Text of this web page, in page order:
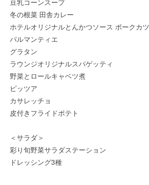
豆乳コーンスープ
冬の根菜 田舎カレー
ホテルオリジナルとんかつソース ポークカ
パルマンティエ
グラタン
ラウンジオリジナルスパゲッティ
野菜とロールキャベツ煮
ピッツア
カサレッチョ
皮付きフライドポテト
＜サラダ＞
彩り旬野菜サラダステーション
ドレッシング3種